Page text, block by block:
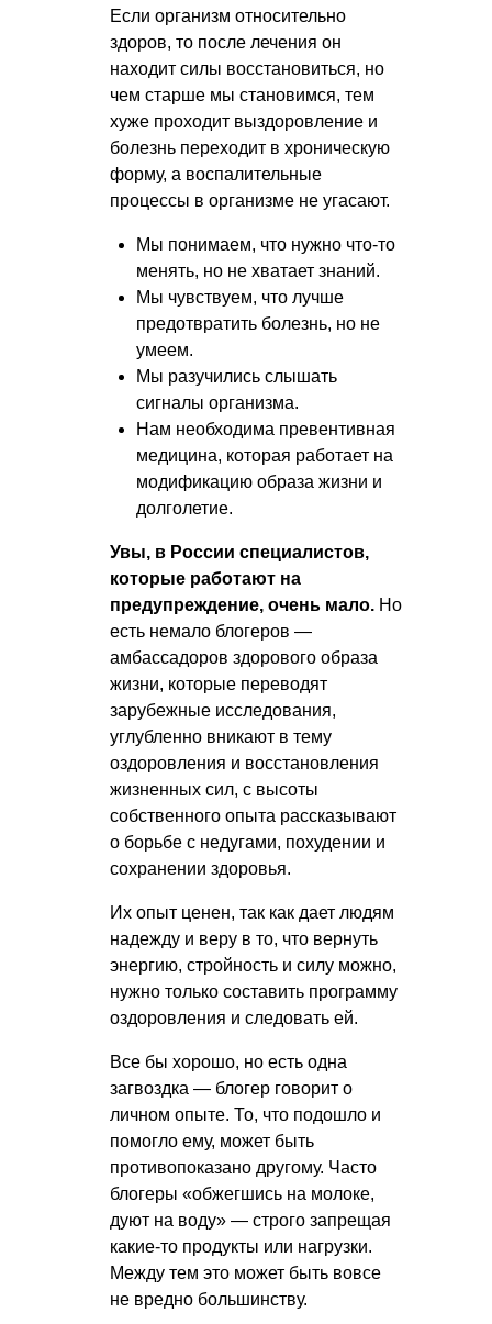
Если организм относительно
здоров, то после лечения он
находит силы восстановиться, но
чем старше мы становимся, тем
хуже проходит выздоровление и
болезнь переходит в хроническую
форму, а воспалительные
процессы в организме не угасают.
Мы понимаем, что нужно что-то
менять, но не хватает знаний.
Мы чувствуем, что лучше
предотвратить болезнь, но не
умеем.
Мы разучились слышать
сигналы организма.
Нам необходима превентивная
медицина, которая работает на
модификацию образа жизни и
долголетие.
Увы, в России специалистов,
которые работают на
предупреждение, очень мало. Но
есть немало блогеров —
амбассадоров здорового образа
жизни, которые переводят
зарубежные исследования,
углубленно вникают в тему
оздоровления и восстановления
жизненных сил, с высоты
собственного опыта рассказывают
о борьбе с недугами, похудении и
сохранении здоровья.
Их опыт ценен, так как дает людям
надежду и веру в то, что вернуть
энергию, стройность и силу можно,
нужно только составить программу
оздоровления и следовать ей.
Все бы хорошо, но есть одна
загвоздка — блогер говорит о
личном опыте. То, что подошло и
помогло ему, может быть
противопоказано другому. Часто
блогеры «обжегшись на молоке,
дуют на воду» — строго запрещая
какие-то продукты или нагрузки.
Между тем это может быть вовсе
не вредно большинству.